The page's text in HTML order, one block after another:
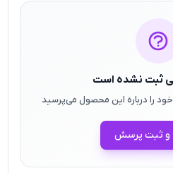
ثبت نشده است
را درباره این محصول می‌پرسید
و ثبت پرسش